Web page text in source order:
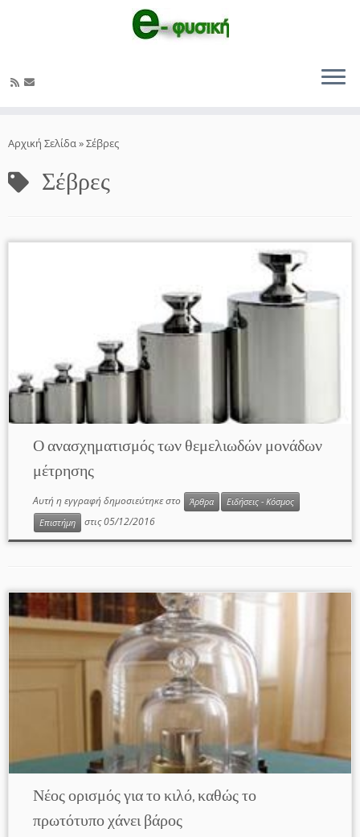
στο
Αρχική Σελίδα»Σέβρες
Σέβρες
Ο ανασχηματισμός των θεμελιωδών μονάδων
μέτρησης
Αυτή η εγγραφή δημοσιεύτηκε στο Άρθρα
Ειδήσεις - Κόσμος
Επιστήμη
στις05/12/2016
Νέος ορισμός για το κιλό, καθώς το
πρωτότυπο χάνει βάρος